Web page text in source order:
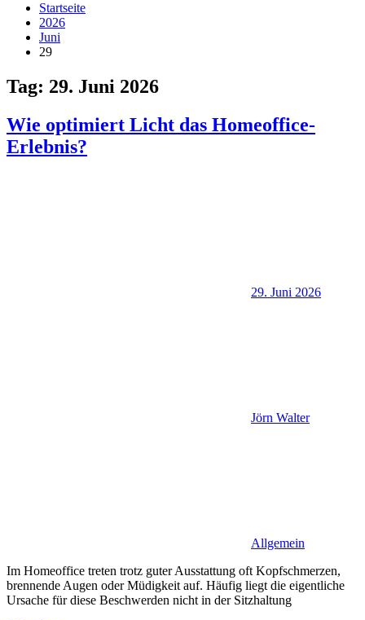
Startseite
2026
Juni
29
Tag: 29. Juni 2026
Wie optimiert Licht das Homeoffice-
Erlebnis?
29. Juni 2026
Jörn Walter
Allgemein
Im Homeoffice treten trotz guter Ausstattung oft Kopfschmerzen,
brennende Augen oder Müdigkeit auf. Häufig liegt die eigentliche
Ursache für diese Beschwerden nicht in der Sitzhaltung